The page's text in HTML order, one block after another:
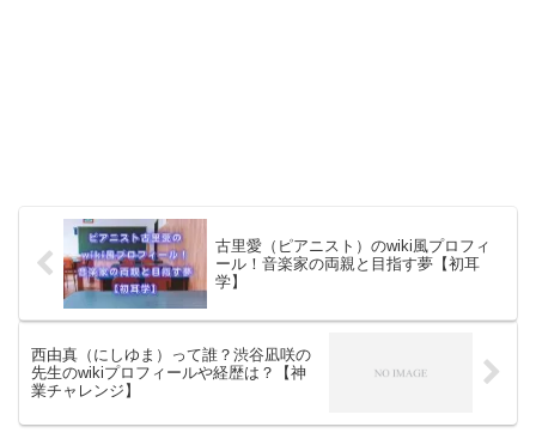
古里愛（ピアニスト）のwiki風プロフィ
ール！音楽家の両親と目指す夢【初耳
学】
西由真（にしゆま）って誰？渋谷凪咲の
先生のwikiプロフィールや経歴は？【神
業チャレンジ】